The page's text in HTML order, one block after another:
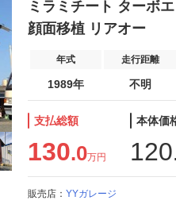
ミラミチート ターボ
顔面移植 リアオー
年式 走行距離
1989年 不明
支払総額
130.0万円
本体価
120
販売店： YYガレージ